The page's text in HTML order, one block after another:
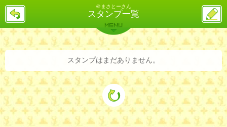
＠まさとーさん
スタンプ一覧
戻
ス
投
稿
バックナンバー 詳細検索 ランキング
MENU
スタンプはまだありません。